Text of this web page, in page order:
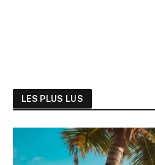
LES PLUS LUS